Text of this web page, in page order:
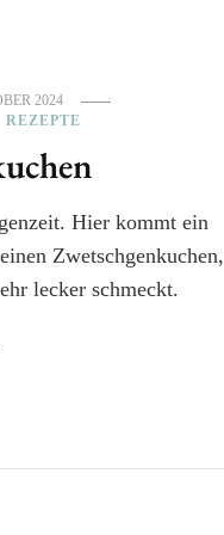
2024
REZEPTE
Hier kommt ein
Zwetschgenkuchen,
lecker schmeckt.